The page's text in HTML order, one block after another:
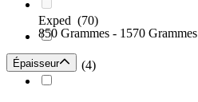
Exped (70)
Ferrino (4)
850 Grammes - 1570 Grammes
Épaisseur